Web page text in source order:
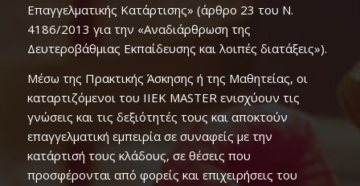
Επαγγελματικής Κατάρτισης» (άρθρο 23 του Ν.
4186/2013 για την «Αναδιάρθρωση της
Δευτεροβάθμιας Εκπαίδευσης και λοιπές διατάξεις»).
Μέσω της Πρακτικής Άσκησης ή της Μαθητείας, οι
καταρτιζόμενοι του ΙΙΕΚ MASTER ενισχύουν τις
γνώσεις και τις δεξιότητές τους και αποκτούν
επαγγελματική εμπειρία σε συναφείς με την
κατάρτισή τους κλάδους, σε θέσεις που
προσφέρονται από φορείς και επιχειρήσεις του